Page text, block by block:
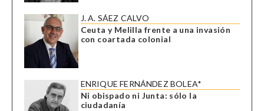
J. A. SÁEZ CALVO
Ceuta y Melilla frente a una invasión
con coartada colonial
ENRIQUE FERNÁNDEZ BOLEA*
Ni obispado ni Junta: sólo la
ciudadanía